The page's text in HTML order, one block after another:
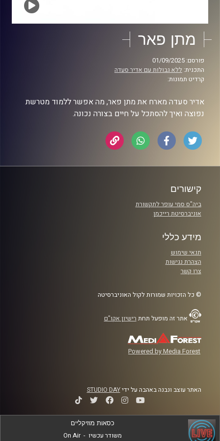
מתן פאר
פורסם: 01/09/2025
התכנית: ללא גבולות עם אדיר סעדה
קרדיט תמונות:
אדיר סעדה מארח את מתן פאר, מה אפשר ללמוד מטרשת
נפוצה ואיך להסתכל על חיים בצורה נכונה.
קישורים
ביה"ס סמי עופר לתקשורת
אוניברסיטת רייכמן
מידע כללי
תנאי שימוש
הצהרת נגישות
צרו קשר
© כל הזכויות שמורות לקול האוניברסיטה
אתר זה מופעל תחת רישיון אקו"ם
Powered by Media Forest
האתר עוצב ונבנה באהבה על ידיSTUDIO DAY
כסאות מוזיקליים
משודר עכשיו -
On Air